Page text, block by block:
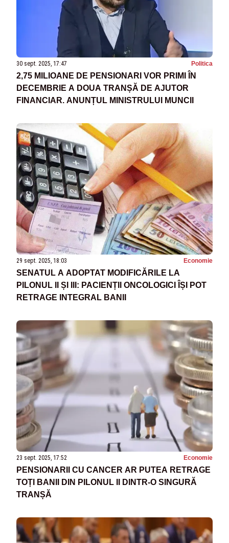
30 sept. 2025, 17:47 Politica
2,75 MILIOANE DE PENSIONARI VOR PRIMI ÎN
DECEMBRIE A DOUA TRANȘĂ DE AJUTOR
FINANCIAR. ANUNȚUL MINISTRULUI MUNCII
29 sept. 2025, 18:03 Economie
SENATUL A ADOPTAT MODIFICĂRILE LA
PILONUL II ȘI III: PACIENȚII ONCOLOGICI ÎȘI POT
RETRAGE INTEGRAL BANII
23 sept. 2025, 17:52 Economie
PENSIONARII CU CANCER AR PUTEA RETRAGE
TOȚI BANII DIN PILONUL II DINTR-O SINGURĂ
TRANȘĂ